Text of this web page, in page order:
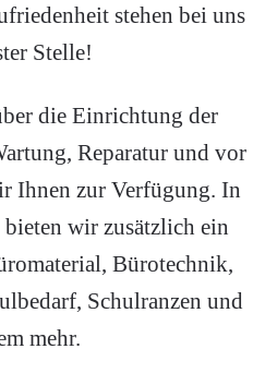
stehen bei uns
Stelle!
die Einrichtung der
Reparatur und vor
Ihnen zur Verfügung. In
wir zusätzlich ein
Bürotechnik,
Schulranzen und
mehr.